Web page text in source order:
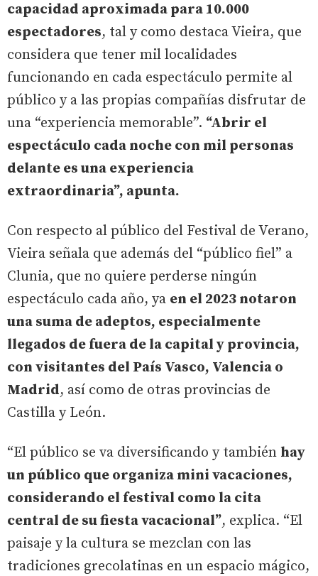
capacidad aproximada para 10.000
espectadores, tal y como destaca Vieira, que
considera que tener mil localidades
funcionando en cada espectáculo permite al
público y a las propias compañías disfrutar de
una “experiencia memorable”. “Abrir el
espectáculo cada noche con mil personas
delante es una experiencia
extraordinaria”, apunta.
Con respecto al público del Festival de Verano,
Vieira señala que además del “público fiel” a
Clunia, que no quiere perderse ningún
espectáculo cada año, ya en el 2023 notaron
una suma de adeptos, especialmente
llegados de fuera de la capital y provincia,
con visitantes del País Vasco, Valencia o
Madrid, así como de otras provincias de
Castilla y León.
“El público se va diversificando y también hay
un público que organiza mini vacaciones,
considerando el festival como la cita
central de su fiesta vacacional”, explica. “El
paisaje y la cultura se mezclan con las
tradiciones grecolatinas en un espacio mágico,